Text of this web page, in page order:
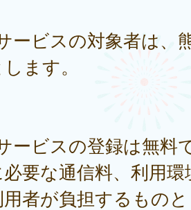
ビスの対象者は、
ます。
ビスの登録は無料
要な通信料、利用
者が負担するもの